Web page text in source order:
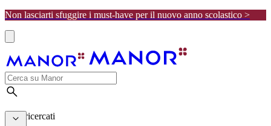
Non lasciarti sfuggire i must-have per il nuovo anno scolastico >
I più ricercati